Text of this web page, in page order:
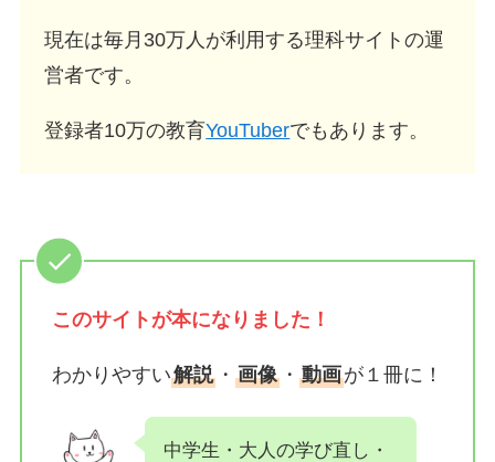
現在は毎月30万人が利用する理科サイトの運
営者です。
登録者10万の教育YouTuberでもあります。
このサイトが本になりました！
わかりやすい解説・ 画像・ 動画が１冊に！
中学生・大人の学び直し・